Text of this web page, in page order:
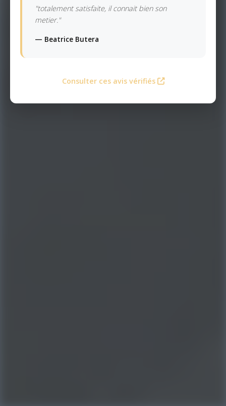
"totalement satisfaite, il connait bien son
metier."
— Beatrice Butera
Consulter ces avis vérifiés